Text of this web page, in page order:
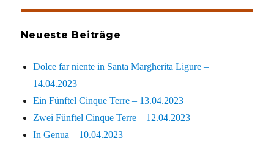
Neueste Beiträge
Dolce far niente in Santa Margherita Ligure –
14.04.2023
Ein Fünftel Cinque Terre – 13.04.2023
Zwei Fünftel Cinque Terre – 12.04.2023
In Genua – 10.04.2023